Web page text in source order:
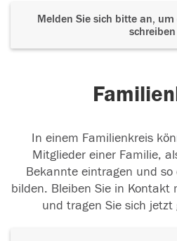
Melden Sie sich bitte an,
schreiben
In einem Familienkreis
Mitglieder einer Familie,
Bekannte eintragen und so
bilden. Bleiben Sie in Kontakt
und tragen Sie sich